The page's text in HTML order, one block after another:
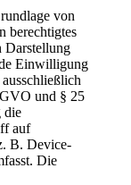
von
berechtigtes
Darstellung
Einwilligung
und § 25
die
auf
B. Device-
Die